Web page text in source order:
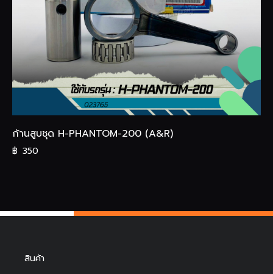
ก้านสูบชุด H-PHANTOM-200 (A&R)
฿ 350
สินค้า